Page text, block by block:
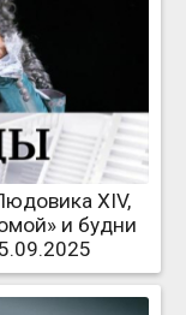
XIV,
и будни